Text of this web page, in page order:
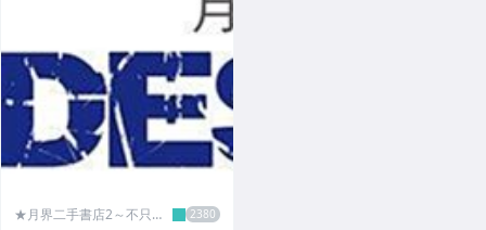
★月界二手書店2～不只是